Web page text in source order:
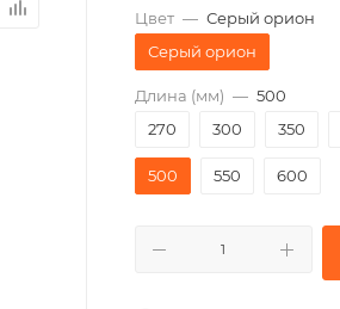
Цвет — Серый орион
Серый орион
Длина (мм) — 500
270
300 350
500 550 600